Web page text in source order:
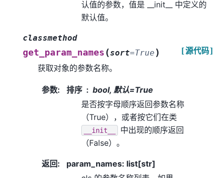
认值的参数，值是 __init__ 中定义的
默认值。
classmethod
get_param_names (sort=True ) [源代码]
获取对象的参数名称。
参数: 排序
bool, 默认=True
是否按字母顺序返回参数名称
（True），或者按它们在类
__init__
中出现的顺序返回
（False）。
返回:
param_names: list[str]